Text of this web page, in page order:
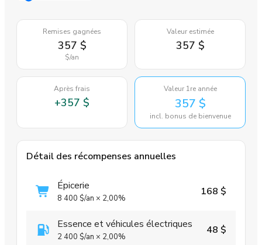
Remises gagnées
357 $
$/an
Valeur estimée
357 $
Après frais
+357 $
Valeur 1re année
357 $
incl. bonus de bienvenue
Détail des récompenses annuelles
Épicerie
8 400 $/an × 2,00%
168 $
Essence et véhicules électriques
2 400 $/an × 2,00%
48 $